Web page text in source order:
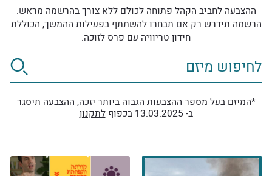
ההצבעה לחביב הקהל פתוחה לכולם ללא צורך בהרשמה מראש.
הרשמה תידרש רק אם תבחרו להשתתף בפעילות ההמשך, הכוללת
חידון טריוויה עם פרס לזוכה.
*המיזם בעל מספר ההצבעות הגבוה ביותר יזכה, ההצבעה תיסגר
ב- 13.03.2025 בכפוף
לתקנון